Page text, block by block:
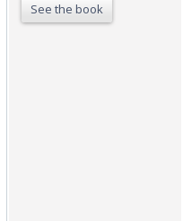
See the book